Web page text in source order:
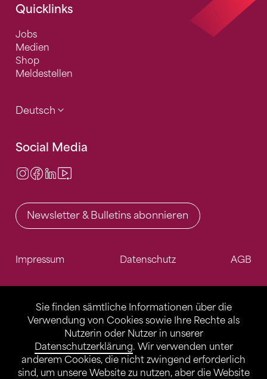
Sie finden sämtliche Informationen über die
Verwendung von Cookies sowie Ihre Rechte als
Nutzerin oder Nutzer in unserer
Datenschutzerklärung. Wir verwenden unter
anderem Cookies, die nicht zwingend erforderlich
sind, um unsere Website zu nutzen, aber die Website
Quicklinks
Jobs
Medien
Shop
Meldestellen
Deutsch
Social Media
Instagram
Facebook
LinkedIn
Newsletter & Bulletins abonnieren
Impressum Datenschutz AGB